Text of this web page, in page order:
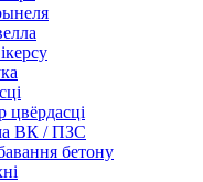
цвёрдасці
ВК / ПЗС
бетону